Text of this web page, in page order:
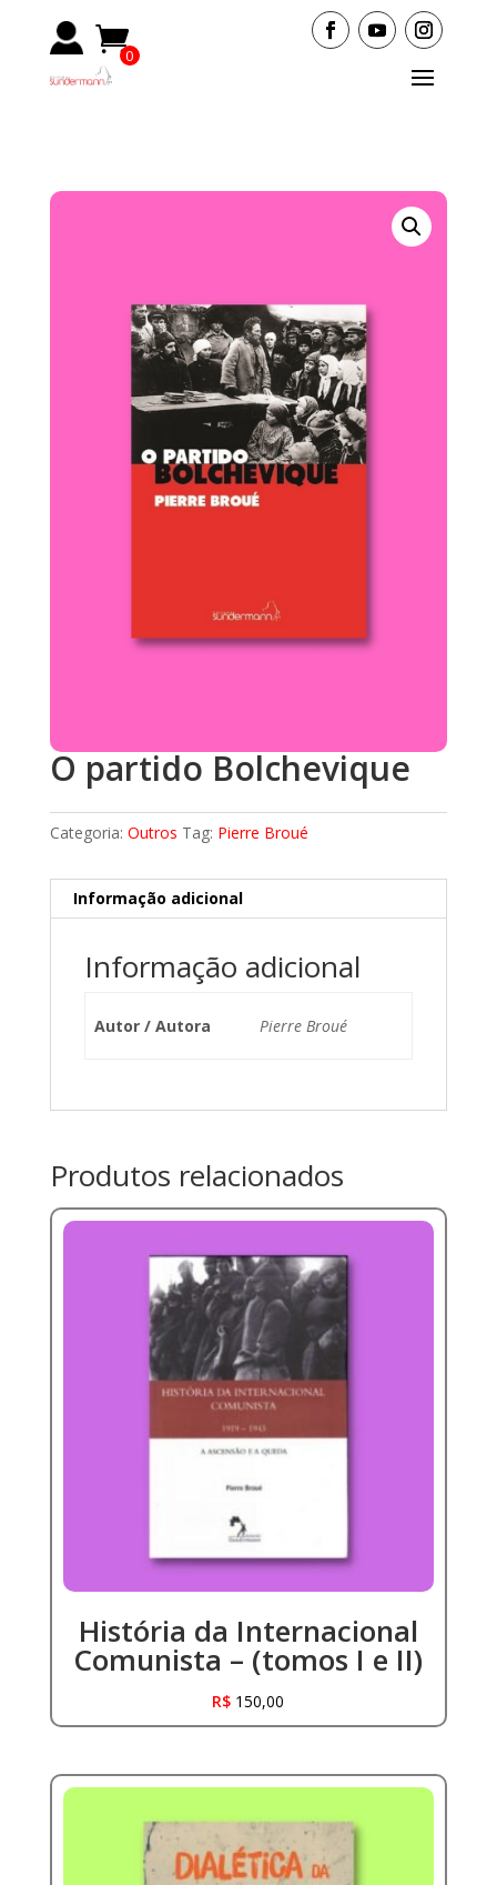
0
O partido Bolchevique
Categoria: Outros Tag: Pierre Broué
Informação adicional
Informação adicional
Autor / Autora Pierre Broué
Produtos relacionados
História da Internacional
Comunista – (tomos I e II)
R$ 150,00